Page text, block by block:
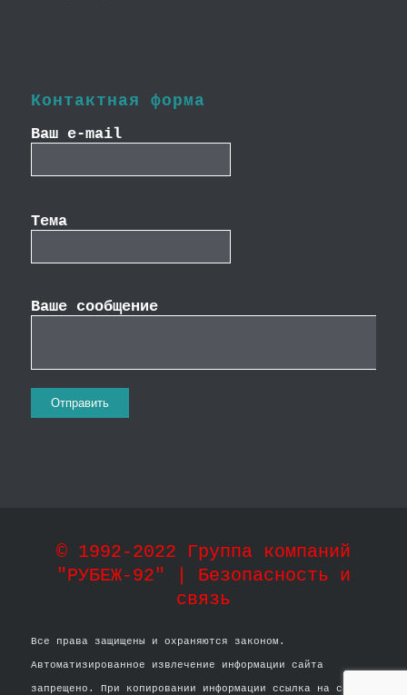
Контактная форма
Ваш e-mail
Тема
Ваше сообщение
© 1992-2022 Группа компаний
"РУБЕЖ-92" | Безопасность и
связь
Все права защищены и охраняются законом.
Автоматизированное извлечение информации сайта
запрещено. При копировании информации ссылка на сайт